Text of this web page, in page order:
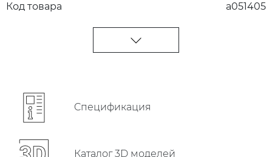
Код товара
a051405
Cпецификация
Каталог 3D моделей